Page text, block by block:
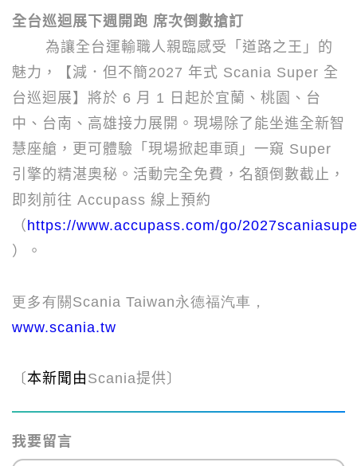
全台巡迴展下週開跑 席次倒數搶訂
為讓全台運輸職人親臨感受「道路之王」的
魅力，【減．但不簡2027 年式 Scania Super 全
台巡迴展】將於 6 月 1 日起於宜蘭、桃園、台
中、台南、高雄接力展開。現場除了能坐進全新智
慧座艙，更可體驗「現場掀起車頭」一窺 Super
引擎的精湛奧秘。活動完全免費，名額倒數截止，
即刻前往 Accupass 線上預約
（https://www.accupass.com/go/
）。
更多有關Scania Taiwan永德福汽車，
www.scania.tw
〔本新聞由 Scania提供〕
我要留言